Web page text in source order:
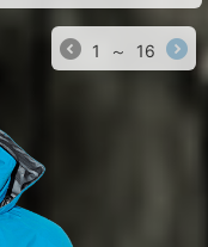
1 ～ 16